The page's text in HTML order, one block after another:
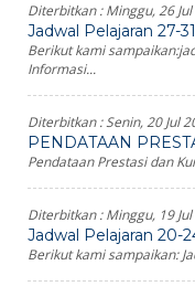
Diterbitkan :Minggu, 26
Jadwal Pelajaran 27-
Berikut kami
Informasi...
Diterbitkan :Senin, 20 Jul
PENDATAAN
Pendataan Prestasi dan
Diterbitkan :Minggu, 19
Jadwal Pelajaran 20-
Berikut kami sampaikan: